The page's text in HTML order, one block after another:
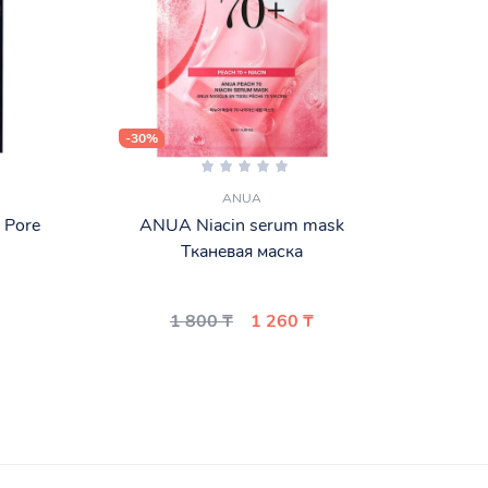
Pore
-30%
ANUA
ANUA Niacin serum mask
Тканевая маска
1 800 ₸ 1 260 ₸